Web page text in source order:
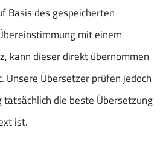
Basis des gespeicherten
mit einem
kann dieser direkt übernommen
Unsere Übersetzer prüfen jedoch
tatsächlich die beste Übersetzung
ist.